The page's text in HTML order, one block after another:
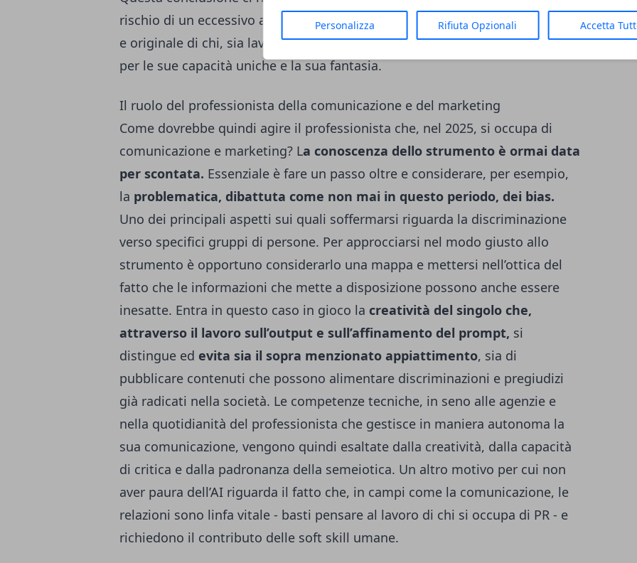
Personalizza Rifiuta Opzionali Accetta
rischio di un eccessivo affidamento è quello di livellare il contributo creativo
e originale di chi, sia lavorando da solo, sia operando in team, si distingue
per le sue capacità uniche e la sua fantasia.
Il ruolo del professionista della comunicazione e del marketing
Come dovrebbe quindi agire il professionista che, nel 2025, si occupa di
comunicazione e marketing? La conoscenza dello strumento è ormai data
per scontata. Essenziale è fare un passo oltre e considerare, per esempio,
la problematica, dibattuta come non mai in questo periodo, dei bias.
Uno dei principali aspetti sui quali soffermarsi riguarda la discriminazione
verso specifici gruppi di persone. Per approcciarsi nel modo giusto allo
strumento è opportuno considerarlo una mappa e mettersi nell’ottica del
fatto che le informazioni che mette a disposizione possono anche essere
inesatte. Entra in questo caso in gioco la creatività del singolo che,
attraverso il lavoro sull’output e sull’affinamento del prompt, si
distingue ed evita sia il sopra menzionato appiattimento, sia di
pubblicare contenuti che possono alimentare discriminazioni e pregiudizi
già radicati nella società. Le competenze tecniche, in seno alle agenzie e
nella quotidianità del professionista che gestisce in maniera autonoma la
sua comunicazione, vengono quindi esaltate dalla creatività, dalla capacità
di critica e dalla padronanza della semeiotica. Un altro motivo per cui non
aver paura dell’AI riguarda il fatto che, in campi come la comunicazione, le
relazioni sono linfa vitale - basti pensare al lavoro di chi si occupa di PR - e
richiedono il contributo delle soft skill umane.